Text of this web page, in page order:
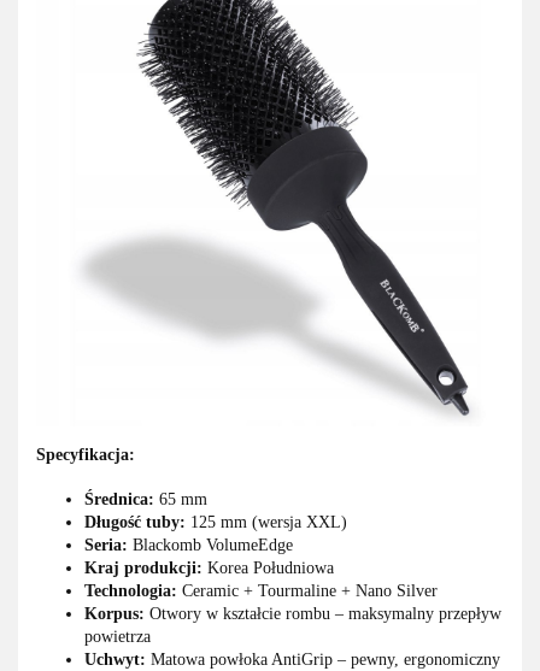
Specyfikacja:
Średnica: 65 mm
Długość tuby: 125 mm (wersja XXL)
Seria: Blackomb VolumeEdge
Kraj produkcji: Korea Południowa
Technologia: Ceramic + Tourmaline + Nano Silver
Korpus: Otwory w kształcie rombu – maksymalny przepływ
powietrza
Uchwyt: Matowa powłoka AntiGrip – pewny, ergonomiczny